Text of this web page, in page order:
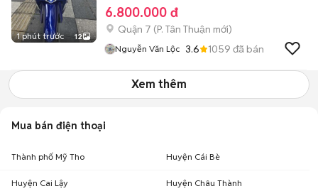
1 phút trước 12
6.800.000 đ
Quận 7 (P. Tân Thuận mới)
Nguyễn Văn Lộc 3.6 1059 đã bán
Xem thêm
Mua bán điện thoại
Thành phố Mỹ Tho Huyện Cái Bè
Huyện Cai Lậy Huyện Châu Thành